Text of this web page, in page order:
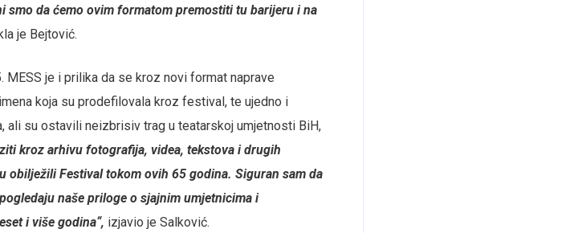
da ćemo ovim formatom premostiti tu barijeru i na
je Bejtović.
MESS je i prilika da se kroz novi format naprave
koja su prodefilovala kroz festival, te ujedno i
ali su ostavili neizbrisiv trag u teatarskoj umjetnosti BiH,
kroz arhivu fotografija, videa, tekstova i drugih
obilježili Festival tokom ovih 65 godina. Siguran sam da
naše priloge o sjajnim umjetnicima i
i više godina“, izjavio je Salković.